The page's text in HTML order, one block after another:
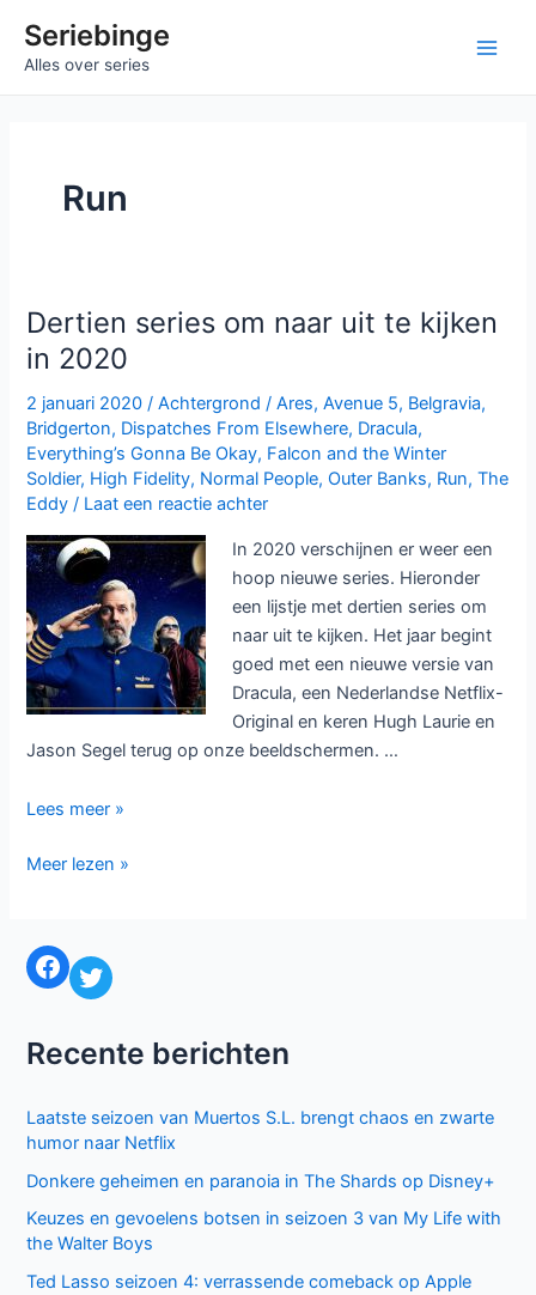
naarSeriebinge
Alles over series
Run
Dertien series om naar uit te kijken
in 2020
2 januari 2020/Achtergrond /Ares,Avenue 5, Belgravia,
Bridgerton, Dispatches From Elsewhere, Dracula,
Everything’s Gonna Be Okay, Falcon and the Winter
Soldier, High Fidelity, Normal People,Outer Banks, Run,The
Eddy / Laat een reactie achter
In 2020 verschijnen er weer een
hoop nieuwe series. Hieronder
een lijstje met dertien series om
naar uit te kijken. Het jaar begint
goed met een nieuwe versie van
Dracula, een Nederlandse Netflix-
Original en keren Hugh Laurie en
Jason Segel terug op onze beeldschermen. …
Dertien
om
te
kijken
2020
Lees meer »
Dertien
naar
uit
in
Meer lezen »
Facebook Twitter
Recente berichten
Laatste seizoen van Muertos S.L. brengt chaos en zwarte
humor naar Netflix
Donkere geheimen en paranoia in The Shards op Disney+
Keuzes en gevoelens botsen in seizoen 3 van My Life with
the Walter Boys
Ted Lasso seizoen 4: verrassende comeback op Apple